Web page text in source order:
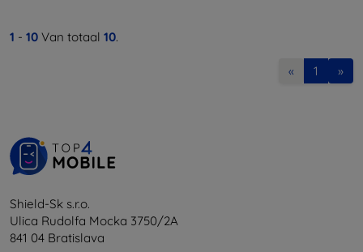
1 - 10 Van totaal 10.
« 1 »
Shield-Sk s.r.o.
Ulica Rudolfa Mocka 3750/2A
841 04 Bratislava